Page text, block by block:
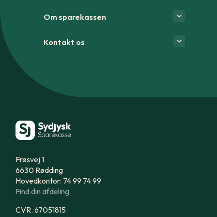
Om sparekassen
Kontakt os
Frøsvej 1
6630 Rødding
Hovedkontor: 74 99 74 99
Find din afdeling
CVR. 67051815